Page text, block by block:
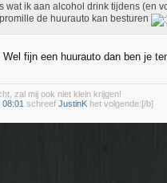
wat ik aan alcohol drink tijdens (en
de huurauto kan besturen
fijn een huurauto dan ben je
zal mij ook niet klein krijgen!
schreef JustinK het volgende:[/b]